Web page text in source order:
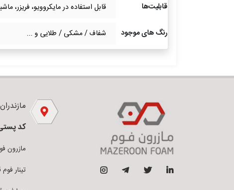
قابلیت‌ها قابل استفاده در مایکروویو، فریزر،
رنگ های موجود شفاف / مشکی / طلایی و ...
مازندران،
کد
مازرون فوم
تینار فوم قائم :